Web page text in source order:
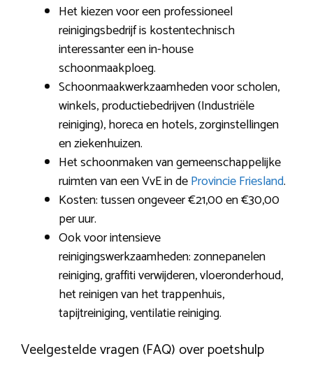
Het kiezen voor een professioneel
reinigingsbedrijf is kostentechnisch
interessanter een in-house
schoonmaakploeg.
Schoonmaakwerkzaamheden voor scholen,
winkels, productiebedrijven (Industriële
reiniging), horeca en hotels, zorginstellingen
en ziekenhuizen.
Het schoonmaken van gemeenschappelijke
ruimten van een VvE in deProvincie Friesland.
Kosten: tussen ongeveer €21,00 en €30,00
per uur.
Ook voor intensieve
reinigingswerkzaamheden: zonnepanelen
reiniging, graffiti verwijderen, vloeronderhoud,
het reinigen van het trappenhuis,
tapijtreiniging, ventilatie reiniging.
Veelgestelde vragen (FAQ) over poetshulp